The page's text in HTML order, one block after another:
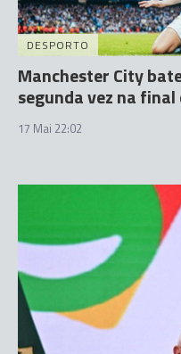
DESPORTO
Manchester City
segunda vez na
17 Mai 22:02